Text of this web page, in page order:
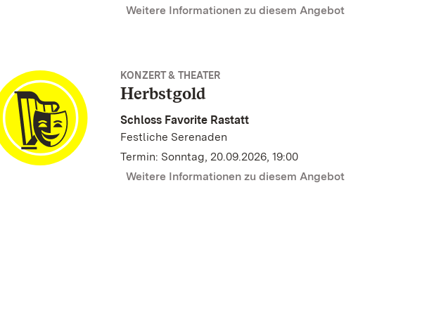
Weitere Informationen zu diesem Angebot
KONZERT & THEATER
Herbstgold
Schloss Favorite Rastatt
Festliche Serenaden
Termin: Sonntag, 20.09.2026, 19:00
Weitere Informationen zu diesem Angebot